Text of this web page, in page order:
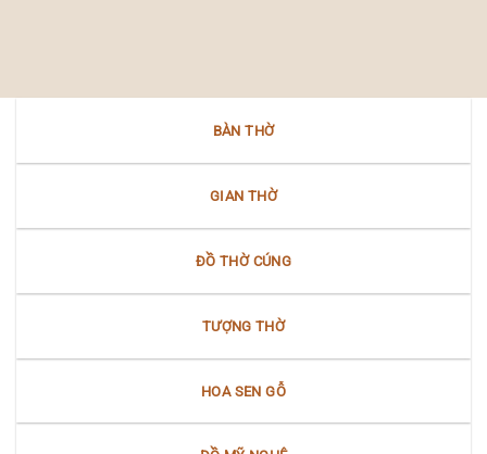
Nam
Bộ
Nữ
Bắc
Nam
BÀN THỜ
GIAN THỜ
ĐỒ THỜ CÚNG
TƯỢNG THỜ
HOA SEN GỖ